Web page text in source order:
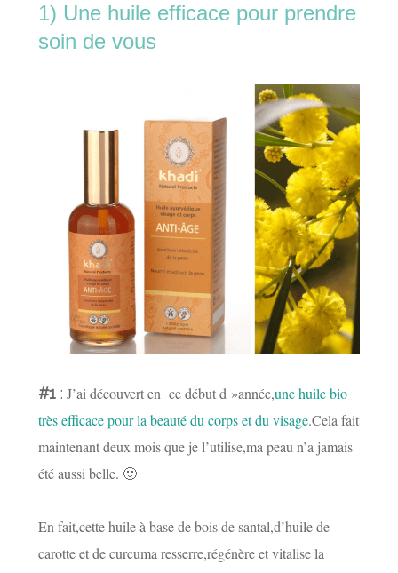
1) Une huile efficace pour prendre
soin de vous
#1: J’ai découvert en ce début d »année,une huile bio
très efficace pour la beauté du corps et du visage.Cela fait
maintenant deux mois que je l’utilise,ma peau n’a jamais
été aussi belle. 🙂
En fait,cette huile à base de bois de santal,d’huile de
carotte et de curcumaresserre,régénère et vitalise la